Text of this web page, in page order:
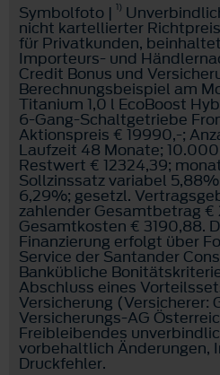
Symbolfoto | 1)
nicht kartellierter
für Privatkunden,
Importeurs- und
Credit Bonus und
Berechnungsbeispiel am
Titanium 1,0 l EcoBoost
6-Gang-Schaltgetriebe
Aktionspreis € 19990,-;
Laufzeit 48 Monate;
Restwert € 12324,39;
Sollzinssatz variabel
6,29%; gesetzl.
zahlender Gesamtbetrag €
Gesamtkosten € 3190,88.
Finanzierung erfolgt über
Service der Santander
Bankübliche
Abschluss eines
Versicherung (Versicherer:
Versicherungs-AG
Freibleibendes
vorbehaltlich Änderungen,
Druckfehler.